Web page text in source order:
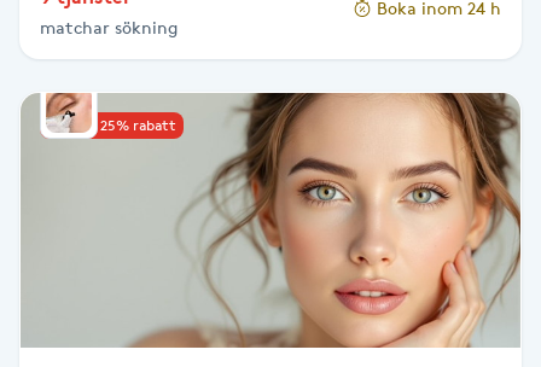
Hatha Yoga
Headspa
matchar sökning
Boka inom 24 h
Upp till 25% rabatt